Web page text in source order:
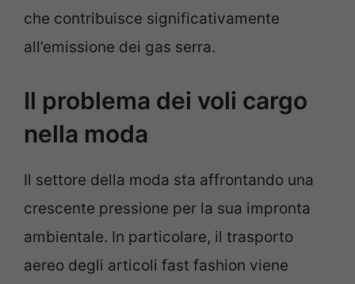
che contribuisce significativamente
all’emissione dei gas serra.
Il problema dei voli cargo
nella moda
Il settore della moda sta affrontando una
crescente pressione per la sua impronta
ambientale. In particolare, il trasporto
aereo degli articoli fast fashion viene